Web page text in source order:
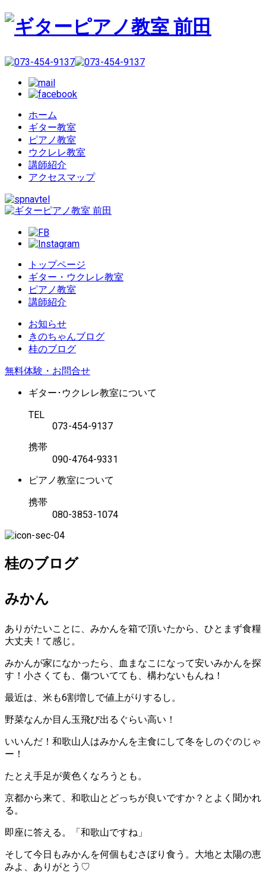
ホーム
ギター教室
ピアノ教室
ウクレレ教室
講師紹介
アクセスマップ
トップページ
ギター・ウクレレ教室
ピアノ教室
講師紹介
お知らせ
きのちゃんブログ
桂のブログ
無料体験・お問合せ
ギター･ウクレレ教室について
TEL
073-454-9137
携帯
090-4764-9331
ピアノ教室について
携帯
080-3853-1074
桂のブログ
みかん
ありがたいことに、みかんを箱で頂いたから、ひとまず食糧
大丈夫！て感じ。
みかんが家になかったら、血まなこになって安いみかんを探
す！小さくても、傷ついてても、構わないもんね！
最近は、米も6割増しで値上がりするし。
野菜なんか目ん玉飛び出るぐらい高い！
いいんだ！和歌山人はみかんを主食にして冬をしのぐのじゃ
ー！
たとえ手足が黄色くなろうとも。
京都から来て、和歌山とどっちが良いですか？とよく聞かれ
る。
即座に答える。「和歌山ですね」
そして今日もみかんを何個もむさぼり食う。大地と太陽の恵
みよ、ありがとう♡